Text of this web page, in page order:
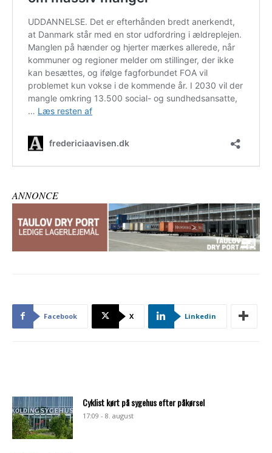
ANNONCE
Facebook X Linkedin
Cyklist kørt på sygehus efter påkørsel
17:09 - 8. august